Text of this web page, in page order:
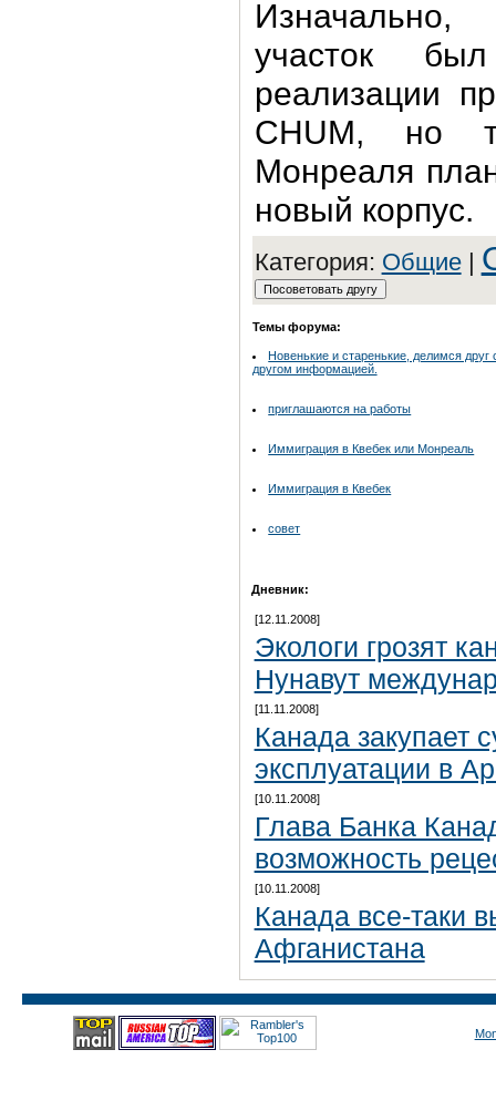
участок
реализации
CHUM, но
Монреаля
новый корпус.
Категория: Общие|
Темы форума:
Новенькие и старенькие, делимся друг
другом информацией.
приглашаются на работы
Иммиграция в Квебек или Монреаль
Иммиграция в Квебек
совет
Дневник:
[12.11.2008]
Экологи грозят
Нунавут
[11.11.2008]
Канада закупает
эксплуатации в
[10.11.2008]
Глава Банка
возможность
[10.11.2008]
Канада все-таки
Афганистана